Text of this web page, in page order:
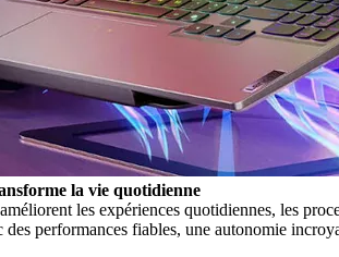
la vie quotidienne
les expériences quotidiennes, les
performances fiables, une autonomie